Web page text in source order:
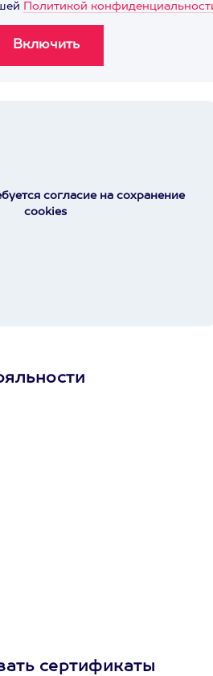
Политикой
согласие на сохранение
cookies
сертификаты